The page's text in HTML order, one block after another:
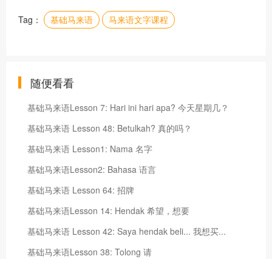
Tag： 基础马来语 马来语文字课程
随便看看
基础马来语Lesson 7: Hari ini hari apa? 今天星期几？
基础马来语 Lesson 48: Betulkah? 真的吗？
基础马来语 Lesson1: Nama 名字
基础马来语Lesson2: Bahasa 语言
基础马来语 Lesson 64: 招牌
基础马来语Lesson 14: Hendak 希望，想要
基础马来语 Lesson 42: Saya hendak beli... 我想买...
基础马来语Lesson 38: Tolong 请